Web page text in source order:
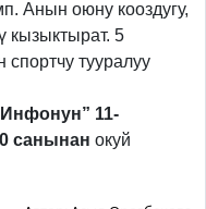
Анын оюну кооздугу,
кызыктырат. 5
тууралуу
11-
санынан окуй